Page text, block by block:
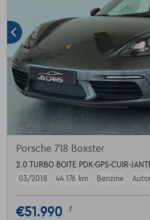
Porsche 718 Boxster
2.0 TURBO BOITE PDK-GPS-CUIR-
03/2018
44.176 km Benzine
€51.990 1